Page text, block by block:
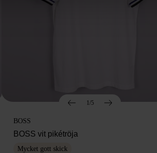
1/5
BOSS
BOSS vit pikétröja
Mycket gott skick